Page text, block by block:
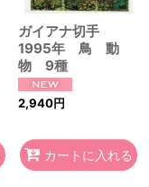
ガイアナ切手
1995年 鳥 動
物 9種
2,940円
カートに入れる